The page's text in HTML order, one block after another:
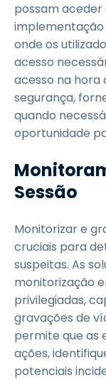
possam aceder
implementação
onde os
acesso
acesso na hora
segurança,
quando
oportunidade
Sessão
Monitorizar e
cruciais para
suspeitas. As
monitorização
privilegiadas,
gravações de
permite que as
ações,
potenciais